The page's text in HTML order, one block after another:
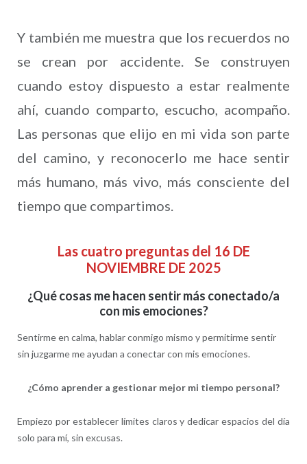
Y también me muestra que los recuerdos no
se crean por accidente. Se construyen
cuando estoy dispuesto a estar realmente
ahí, cuando comparto, escucho, acompaño.
Las personas que elijo en mi vida son parte
del camino, y reconocerlo me hace sentir
más humano, más vivo, más consciente del
tiempo que compartimos.
Las cuatro preguntas del 16 DE
NOVIEMBRE DE 2025
¿Qué cosas me hacen sentir más conectado/a
con mis emociones?
Sentirme en calma, hablar conmigo mismo y permitirme sentir
sin juzgarme me ayudan a conectar con mis emociones.
¿Cómo aprender a gestionar mejor mi tiempo personal?
Empiezo por establecer límites claros y dedicar espacios del día
solo para mí, sin excusas.